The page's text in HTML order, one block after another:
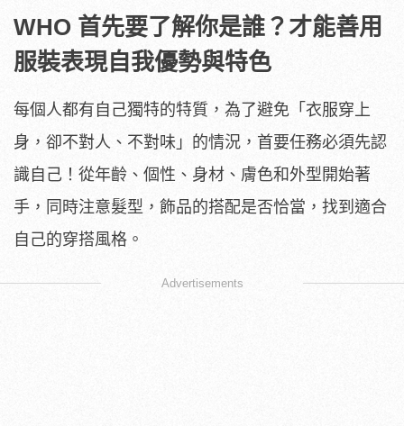
WHO 首先要了解你是誰？才能善用
服裝表現自我優勢與特色
每個人都有自己獨特的特質，為了避免「衣服穿上
身，卻不對人、不對味」的情況，首要任務必須先認
識自己！從年齡、個性、身材、膚色和外型開始著
手，同時注意髮型，飾品的搭配是否恰當，找到適合
自己的穿搭風格。
Advertisements